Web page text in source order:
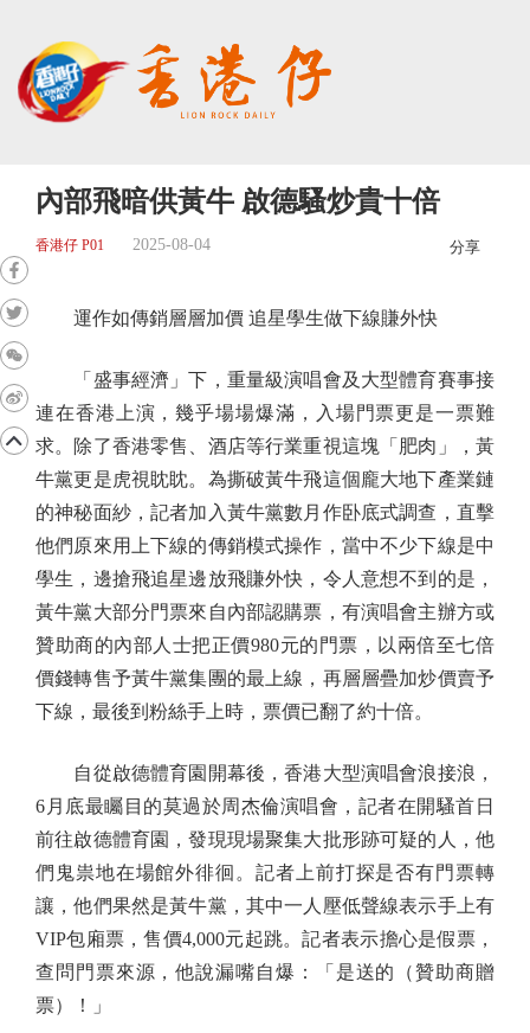
內部飛暗供黃牛 啟德騷炒貴十倍
香港仔 P01 2025-08-04 分享
運作如傳銷層層加價 追星學生做下線賺外快
「盛事經濟」下，重量級演唱會及大型體育賽事接
連在香港上演，幾乎場場爆滿，入場門票更是一票難
求。除了香港零售、酒店等行業重視這塊「肥肉」，黃
牛黨更是虎視眈眈。為撕破黃牛飛這個龐大地下產業鏈
的神秘面紗，記者加入黃牛黨數月作卧底式調查，直擊
他們原來用上下線的傳銷模式操作，當中不少下線是中
學生，邊搶飛追星邊放飛賺外快，令人意想不到的是，
黃牛黨大部分門票來自內部認購票，有演唱會主辦方或
贊助商的內部人士把正價980元的門票，以兩倍至七倍
價錢轉售予黃牛黨集團的最上線，再層層疊加炒價賣予
下線，最後到粉絲手上時，票價已翻了約十倍。
自從啟德體育園開幕後，香港大型演唱會浪接浪，
6月底最矚目的莫過於周杰倫演唱會，記者在開騷首日
前往啟德體育園，發現現場聚集大批形跡可疑的人，他
們鬼祟地在場館外徘徊。記者上前打探是否有門票轉
讓，他們果然是黃牛黨，其中一人壓低聲線表示手上有
VIP包廂票，售價4,000元起跳。記者表示擔心是假票，
查問門票來源，他說漏嘴自爆：「是送的（贊助商贈
票）！」